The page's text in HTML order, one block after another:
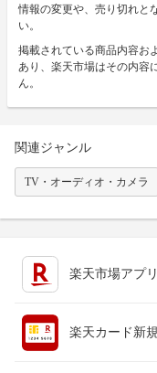
情報の変更や、売り切れと
い。
掲載されている商品内容お
あり、楽天市場はその内容
ん。
関連ジャンル
TV・オーディオ・カメラ
楽天市場アプ
楽天カード新